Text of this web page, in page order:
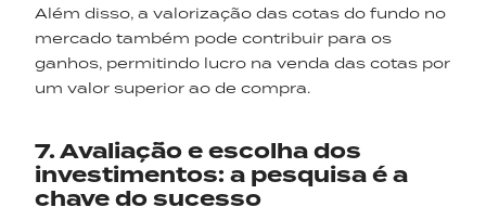
Além disso, a valorização das cotas do fundo no
mercado também pode contribuir para os
ganhos, permitindo lucro na venda das cotas por
um valor superior ao de compra.
7. Avaliação e escolha dos
investimentos: a pesquisa é a
chave do sucesso